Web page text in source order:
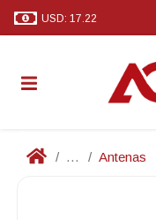
USD: 17.22
... Antenas